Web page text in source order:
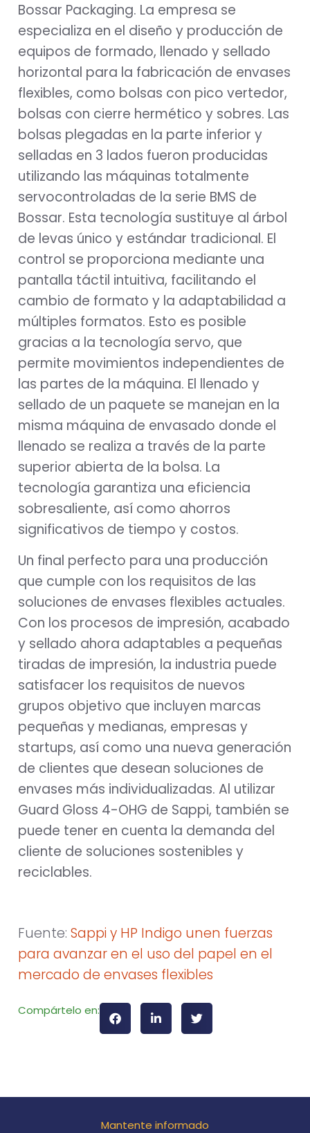
Bossar Packaging. La empresa se
especializa en el diseño y producción de
equipos de formado, llenado y sellado
horizontal para la fabricación de envases
flexibles, como bolsas con pico vertedor,
bolsas con cierre hermético y sobres. Las
bolsas plegadas en la parte inferior y
selladas en 3 lados fueron producidas
utilizando las máquinas totalmente
servocontroladas de la serie BMS de
Bossar. Esta tecnología sustituye al árbol
de levas único y estándar tradicional. El
control se proporciona mediante una
pantalla táctil intuitiva, facilitando el
cambio de formato y la adaptabilidad a
múltiples formatos. Esto es posible
gracias a la tecnología servo, que
permite movimientos independientes de
las partes de la máquina. El llenado y
sellado de un paquete se manejan en la
misma máquina de envasado donde el
llenado se realiza a través de la parte
superior abierta de la bolsa. La
tecnología garantiza una eficiencia
sobresaliente, así como ahorros
significativos de tiempo y costos.
Un final perfecto para una producción
que cumple con los requisitos de las
soluciones de envases flexibles actuales.
Con los procesos de impresión, acabado
y sellado ahora adaptables a pequeñas
tiradas de impresión, la industria puede
satisfacer los requisitos de nuevos
grupos objetivo que incluyen marcas
pequeñas y medianas, empresas y
startups, así como una nueva generación
de clientes que desean soluciones de
envases más individualizadas. Al utilizar
Guard Gloss 4-OHG de Sappi, también se
puede tener en cuenta la demanda del
cliente de soluciones sostenibles y
reciclables.
Fuente: Sappi y HP Indigo unen fuerzas
para avanzar en el uso del papel en el
mercado de envases flexibles
Compártelo en:
Mantente informado